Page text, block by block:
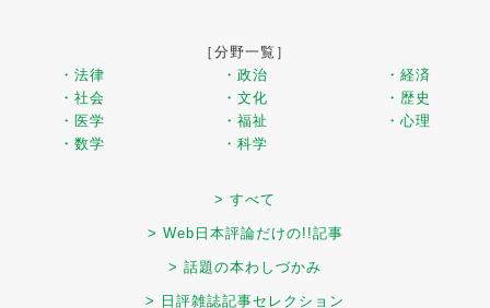
［分野一覧］
・法律
・政治
・経済
・社会
・文化
・歴史
・医学
・福祉
・心理
・数学
・科学
> すべて
> Web日本評論だけの!!記事
> 話題の本わしづかみ
> 日評雑誌記事セレクション